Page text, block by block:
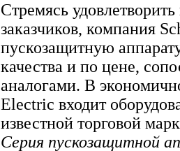
Стремясь
заказчиков, компания
пускозащитную
качества и по цене,
аналогами. В
Electric входит
известной торговой
Серия пускозащитной